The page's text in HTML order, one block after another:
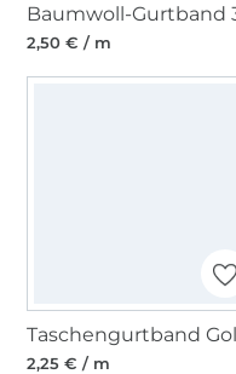
2,50 € / m
2,25 € / m